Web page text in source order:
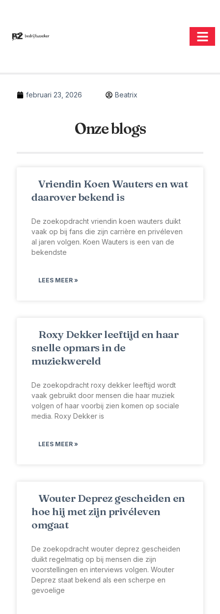
februari 23, 2026 Beatrix
Onze blogs
Vriendin Koen Wauters en wat
daarover bekend is
De zoekopdracht vriendin koen wauters duikt
vaak op bij fans die zijn carrière en privéleven
al jaren volgen. Koen Wauters is een van de
bekendste
LEES MEER »
Roxy Dekker leeftijd en haar
snelle opmars in de
muziekwereld
De zoekopdracht roxy dekker leeftijd wordt
vaak gebruikt door mensen die haar muziek
volgen of haar voorbij zien komen op sociale
media. Roxy Dekker is
LEES MEER »
Wouter Deprez gescheiden en
hoe hij met zijn privéleven
omgaat
De zoekopdracht wouter deprez gescheiden
duikt regelmatig op bij mensen die zijn
voorstellingen en interviews volgen. Wouter
Deprez staat bekend als een scherpe en
gevoelige